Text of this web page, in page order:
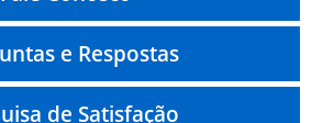
e Respostas
de Satisfação